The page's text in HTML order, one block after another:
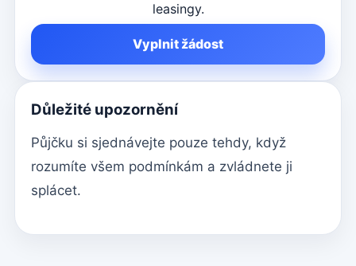
leasingy.
Vyplnit žádost
Důležité upozornění
Půjčku si sjednávejte pouze tehdy, když
rozumíte všem podmínkám a zvládnete ji
splácet.